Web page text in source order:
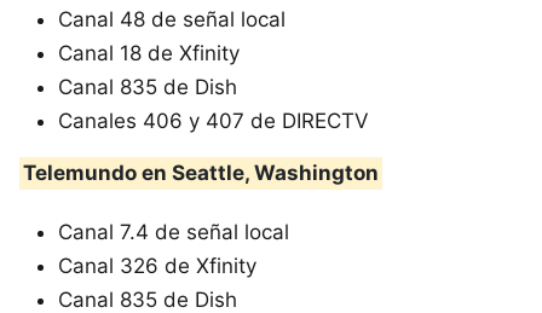
Canal 48 de señal local
Canal 18 de Xfinity
Canal 835 de Dish
Canales 406 y 407 de DIRECTV
Telemundo en Seattle, Washington
Canal 7.4 de señal local
Canal 326 de Xfinity
Canal 835 de Dish